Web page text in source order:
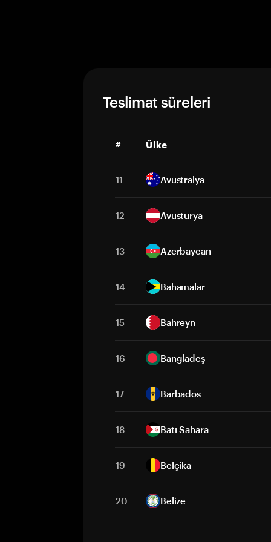
Teslimat süreleri
# Ülke
11 Avustralya
12 Avusturya
13 Azerbaycan
14 Bahamalar
15 Bahreyn
16 Bangladeş
17 Barbados
18 Batı Sahara
19 Belçika
20 Belize